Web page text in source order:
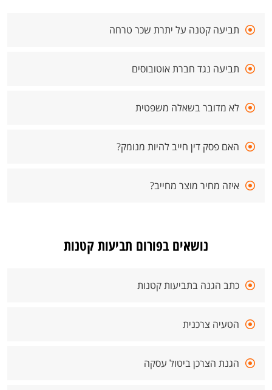
תביעה קטנה על יתרת שכר טרחה
תביעה נגד חברת אוטובוסים
לא מדובר בשאלה משפטית
האם פסק דין חייב להיות מנומק?
איזה מחיר מוצר מחייב?
נושאים בפורום תביעות קטנות
כתב הגנה בתביעות קטנות
הטעיה צרכנית
הגנת הצרכן ביטול עסקה